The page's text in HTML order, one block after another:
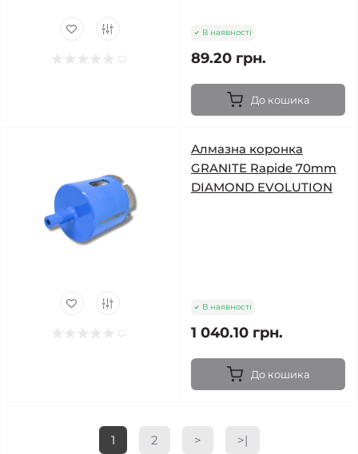
В наявності
89.20 грн.
До кошика
Алмазна коронка
GRANITE Rapide 70mm
DIAMOND EVOLUTION
В наявності
1 040.10 грн.
До кошика
1 2 > >|